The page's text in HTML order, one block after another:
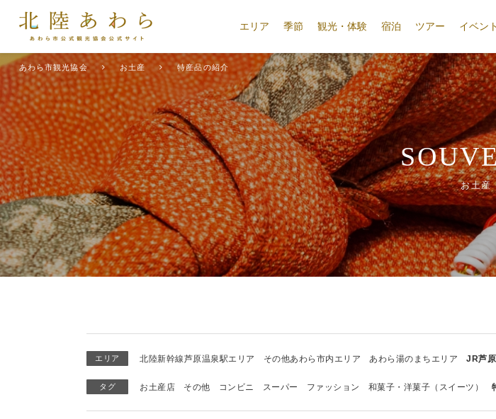
エリア 季節 観光・体験 宿泊 ツアー イベント
あわら市観光協会 お土産 特産品の紹介
お土産
エリア 北陸新幹線芦原温泉駅エリア その他あわら市内エリア あわら湯のまちエリア JR芦
タグ お土産店 その他 コンビニ スーパー ファッション 和菓子・洋菓子（スイーツ）